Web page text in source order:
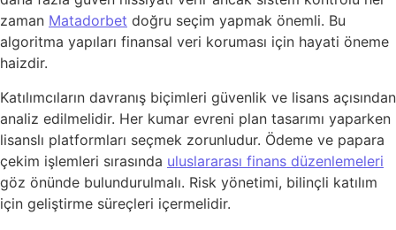
zaman Matadorbet doğru seçim yapmak önemli. Bu
algoritma yapıları finansal veri koruması için hayati öneme
haizdir.
Katılımcıların davranış biçimleri güvenlik ve lisans açısından
analiz edilmelidir. Her kumar evreni plan tasarımı yaparken
lisanslı platformları seçmek zorunludur. Ödeme ve papara
çekim işlemleri sırasında uluslararası finans düzenlemeleri
göz önünde bulundurulmalı. Risk yönetimi, bilinçli katılım
için geliştirme süreçleri içermelidir.